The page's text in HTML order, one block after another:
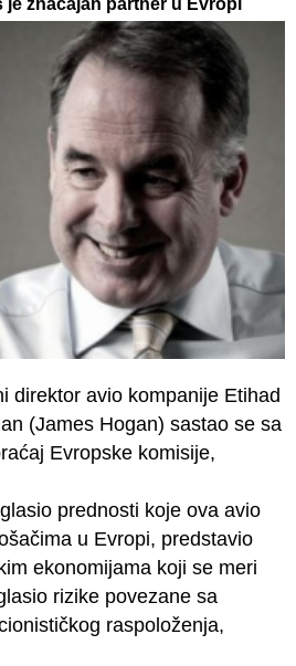
je značajan partner u Evropi
direktor avio kompanije Etihad
(James Hogan) sastao se sa
Evropske komisije,
prednosti koje ova avio
u Evropi, predstavio
ekonomijama koji se meri
rizike povezane sa
raspoloženja,